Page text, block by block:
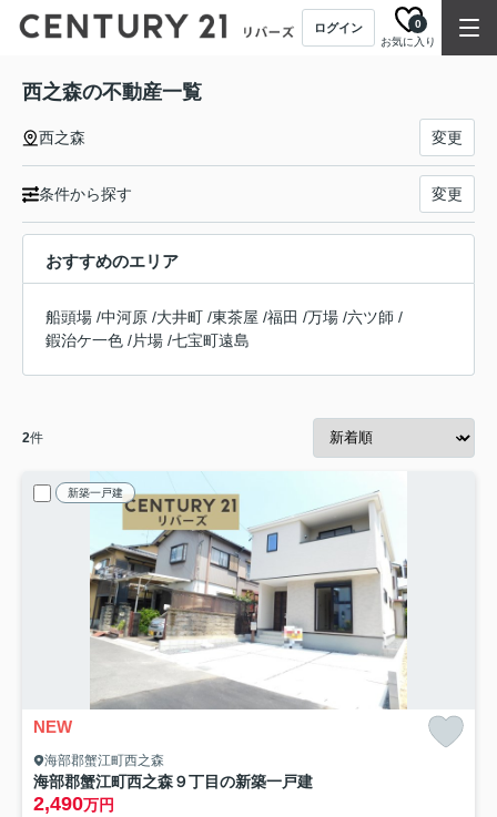
ログイン
お気に入り
0
西之森の不動産一覧
西之森 変更
条件から探す 変更
おすすめのエリア
船頭場 /中河原 /大井町 /東茶屋 /福田 /万場 /六ツ師 /
鍜治ケ一色 /片場 /七宝町遠島
2件
新築一戸建
NEW
海部郡蟹江町西之森
海部郡蟹江町西之森９丁目の新築一戸建
2,490万円